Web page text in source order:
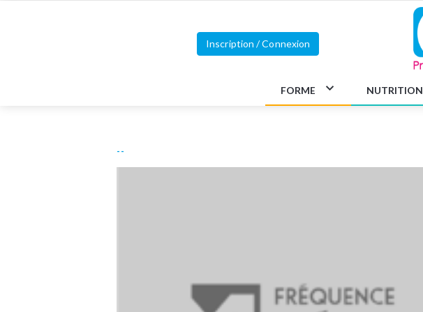
Inscription / Connexion
FORME NUTRITION
--